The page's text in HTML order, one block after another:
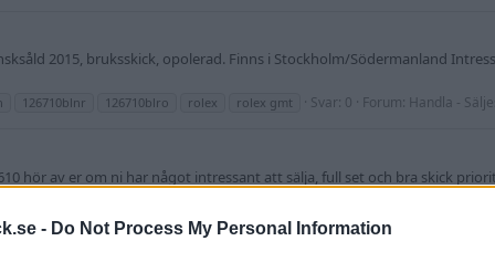
- Do Not Process My Personal Information
2015, bruksskick, opolerad. Finns i Stockholm/Södermanland
126710blnr 126710blro rolex rolex gmt Svar: 0 Forum: Handla -
hör av er om ni har något intressant att sälja, full set och bra skick
GMT Master II "Batman"